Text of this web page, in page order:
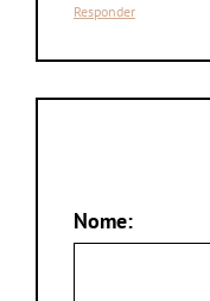
Responder
Nome: